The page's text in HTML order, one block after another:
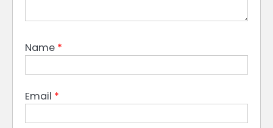
Name *
Email *